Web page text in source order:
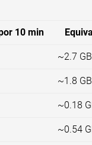
10 min
~2.7 GB
~1.8 GB
~0.18
~0.54